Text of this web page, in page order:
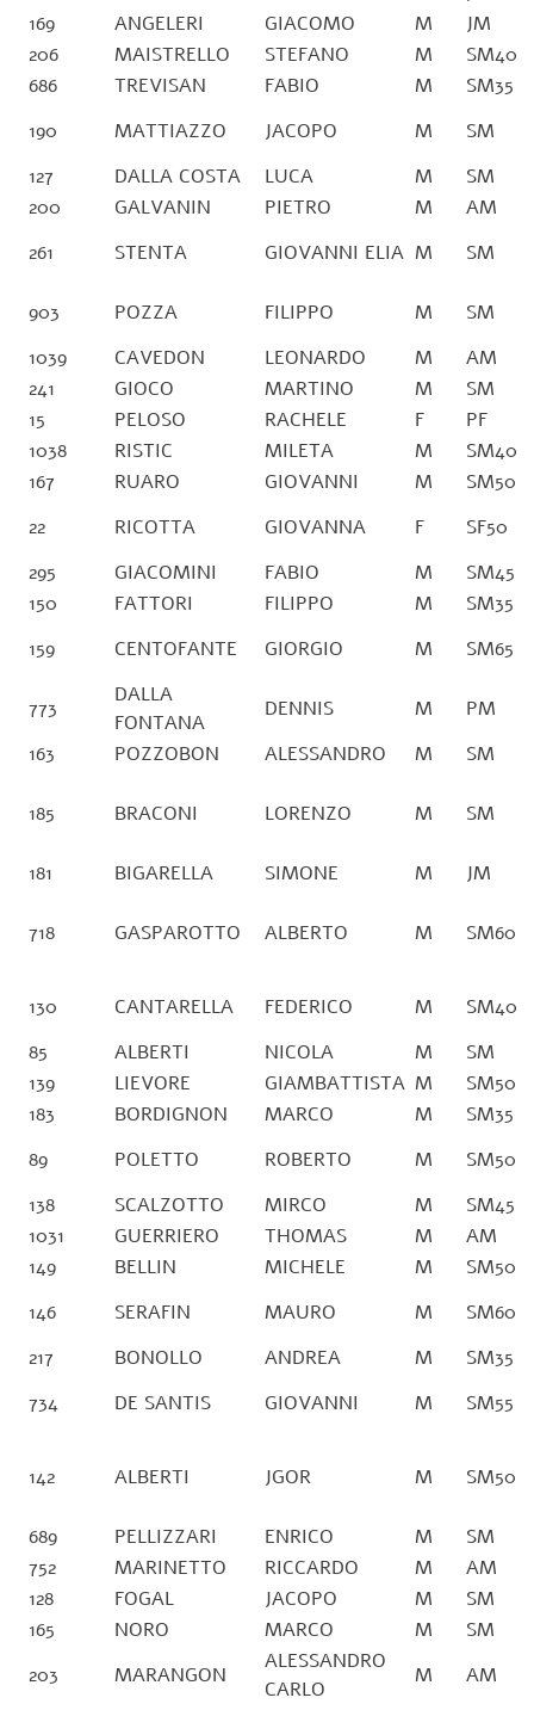
169
ANGELERI GIACOMO M
JM
206
MAISTRELLO STEFANO M
SM40
686
TREVISAN FABIO M
SM35
190
MATTIAZZO JACOPO M
SM
127
DALLA COSTA LUCA M
SM
200
GALVANIN PIETRO M
AM
261
STENTA GIOVANNI ELIA M SM
903 POZZA FILIPPO M
SM
1039
CAVEDON LEONARDO M
AM
241
GIOCO MARTINO M
SM
15
PELOSO RACHELE F
PF
1038
RISTIC MILETA M
SM40
167
RUARO GIOVANNI M
SM50
22
RICOTTA GIOVANNA F
SF50
295
GIACOMINI FABIO M
SM45
150
FATTORI FILIPPO M
SM35
159
CENTOFANTE GIORGIO M SM65
773
DALLA
FONTANA
DENNIS M
PM
163
POZZOBON ALESSANDRO M SM
185 BRACONI LORENZO M SM
181 BIGARELLA SIMONE M JM
718 GASPAROTTO ALBERTO M SM60
130 CANTARELLA FEDERICO M
SM40
85
ALBERTI NICOLA M
SM
139
LIEVORE GIAMBATTISTA M
SM50
183
BORDIGNON MARCO M
SM35
89
POLETTO ROBERTO M
SM50
138
SCALZOTTO MIRCO M
SM45
1031
GUERRIERO THOMAS M
AM
149
BELLIN MICHELE M
SM50
146
SERAFIN MAURO M
SM60
217
BONOLLO ANDREA M
SM35
734
DE SANTIS GIOVANNI M SM55
142 ALBERTI JGOR M SM50
689 PELLIZZARI ENRICO M
SM
752
MARINETTO RICCARDO M
AM
128
FOGAL JACOPO M
SM
165
NORO MARCO M
SM
203
MARANGON
ALESSANDRO
CARLO
M AM